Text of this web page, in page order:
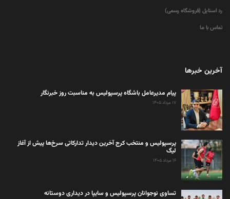
رد استایل (فروشگاه رسمی)
تماس با ما
آخرین خبرها
پیام مدیرعامل باشگاه پرسپولیس به مناسبت روز خبرنگار
۱۷ مرداد ۱۴۰۵
پرسپولیس و منتخب کرج آخرین دیدار تدارکاتی سرخ‌ها پیش از آغاز
لیگ
۱۶ مرداد ۱۴۰۵
تساوی نوجوانان پرسپولیس و سایپا در دیداری دوستانه